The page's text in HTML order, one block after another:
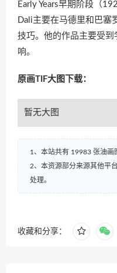
Early Years早期阶段（
Dali主要在马德里和巴塞
技巧。他的作品主要受
响。
原画TIF大图下载：
暂无大图
1、本站共有 19983 张油画
2、本资源部分来源其他平
处理。
收藏和分享：